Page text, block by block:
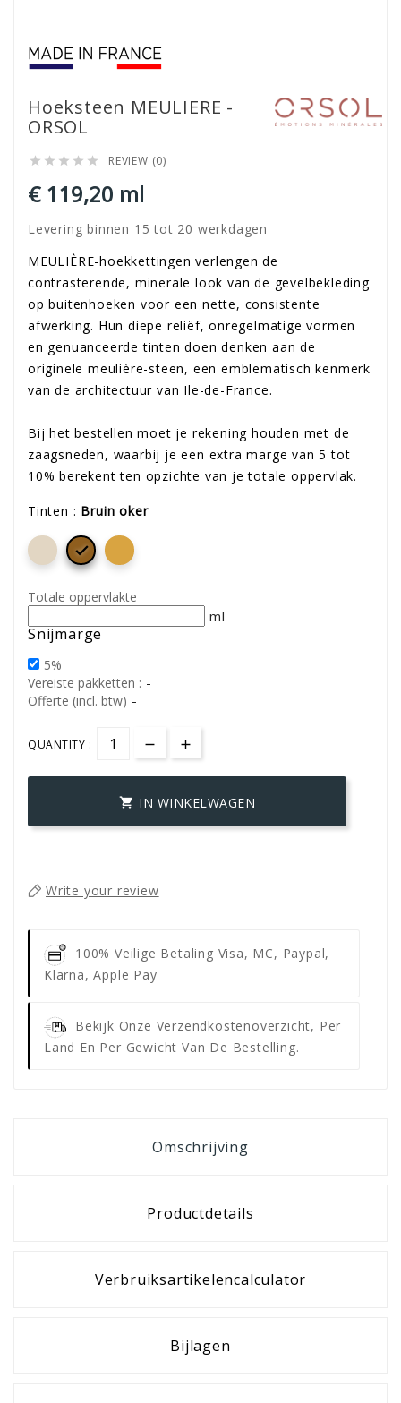
Hoeksteen MEULIERE -
ORSOL
     REVIEW (0)
€ 119,20 ml
Levering binnen 15 tot 20 werkdagen
MEULIÈRE-hoekkettingen verlengen de
contrasterende, minerale look van de gevelbekleding
op buitenhoeken voor een nette, consistente
afwerking. Hun diepe reliëf, onregelmatige vormen
en genuanceerde tinten doen denken aan de
originele meulière-steen, een emblematisch kenmerk
van de architectuur van Ile-de-France.
Bij het bestellen moet je rekening houden met de
zaagsneden, waarbij je een extra marge van 5 tot
10% berekent ten opzichte van je totale oppervlak.
Tinten : Bruin oker

Totale oppervlakte
ml
Snijmarge
5%
Vereiste pakketten : -
Offerte (incl. btw) -
QUANTITY :
 IN WINKELWAGEN
Write your review
100% Veilige Betaling Visa, MC, Paypal,
Klarna, Apple Pay
Bekijk Onze Verzendkostenoverzicht, Per
Land En Per Gewicht Van De Bestelling.
Omschrijving
Productdetails
Verbruiksartikelencalculator
Bijlagen